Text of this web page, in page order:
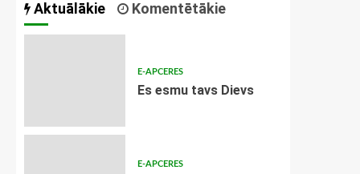
Aktuālākie Komentētākie
E-APCERES
Es esmu tavs Dievs
E-APCERES